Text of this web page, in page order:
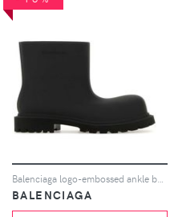
BALENCIAGA